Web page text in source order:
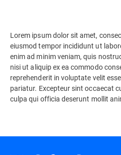
Lorem ipsum dolor sit amet,
eiusmod tempor incididunt ut
enim ad minim veniam, quis
nisi ut aliquip ex ea commodo
reprehenderit in voluptate velit
pariatur. Excepteur sint occaecat
culpa qui officia deserunt mollit